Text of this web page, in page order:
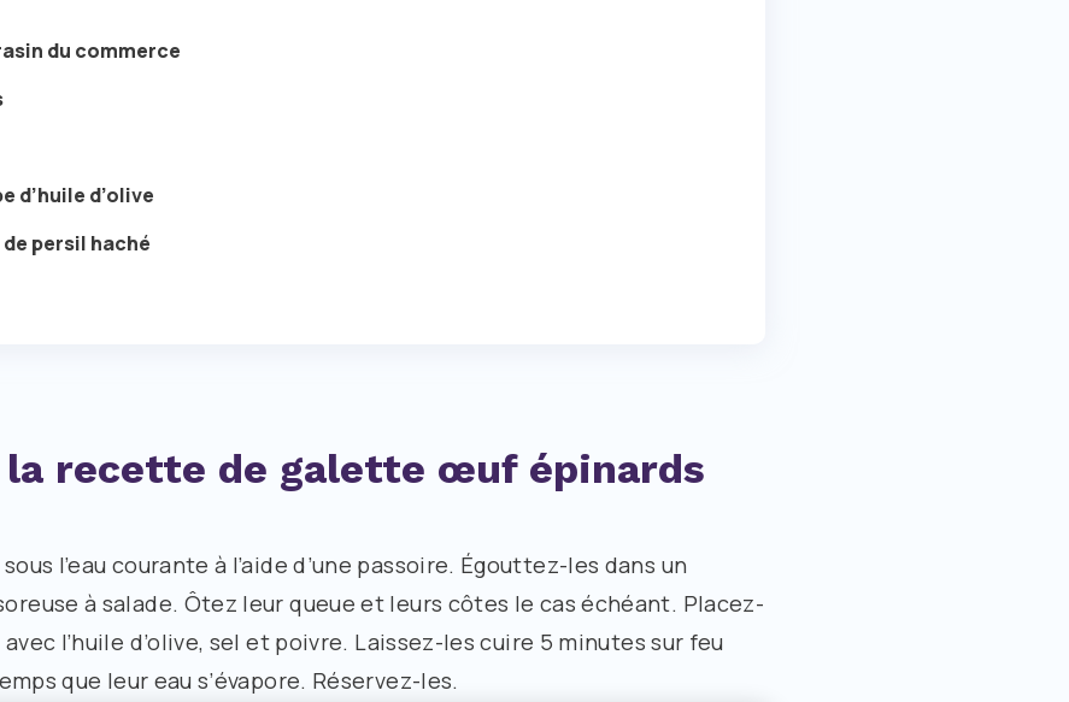
du commerce
d’huile d’olive
persil haché
la recette de galette œuf épinards
l’eau courante à l’aide d’une passoire. Égouttez-les dans un
à salade. Ôtez leur queue et leurs côtes le cas échéant. Placez-
l’huile d’olive, sel et poivre. Laissez-les cuire 5 minutes sur feu
que leur eau s’évapore. Réservez-les.